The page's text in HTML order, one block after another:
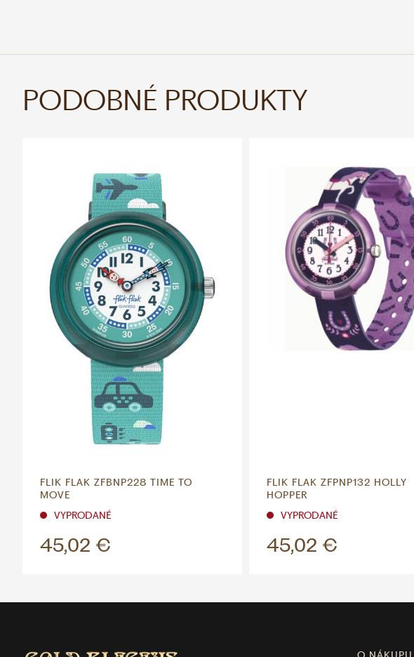
PODOBNÉ PRODUKTY
FLIK FLAK ZFBNP228 TIME TO
MOVE
VYPRODANÉ
45,02 €
FLIK FLAK ZFPNP132 HOLLY
HOPPER
VYPRODANÉ
45,02 €